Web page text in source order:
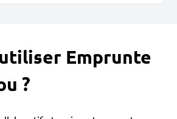
Emprunte
?